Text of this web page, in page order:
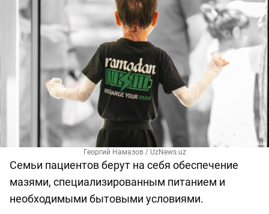
Георгий Намазов / UzNews.uz
Семьи пациентов берут на себя обеспечение
мазями, специализированным питанием и
необходимыми бытовыми условиями.